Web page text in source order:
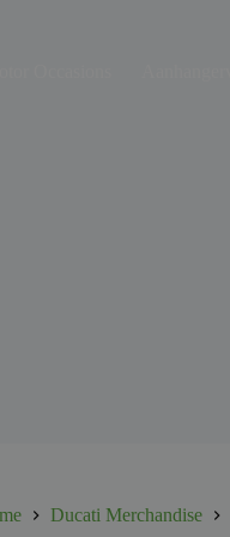
Ducati Merchandise